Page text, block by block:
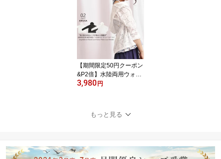
で100円クーポン】老舗
水着ブランド M L LL レ
ディース水着 ビキニ パ
ープル カーキ モカ ピン
ク 大人可愛いかわいい
セパレート 体型カバー
ブラック サウナ 大学生
【期間限定50円クーポン
&P2倍】水陸両用ウォー
ターレースパーカー 花
料】レディース 水着 M
フリー 水陸両用 大人か
Vカット ヨガ モテ水着
透けファッション透けコ
3,980 円
もっと見る